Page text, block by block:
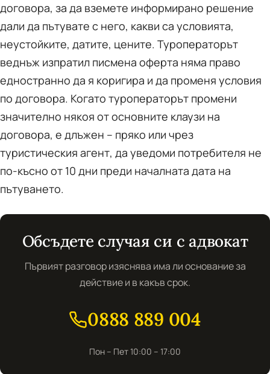
договора, за да вземете информирано решение
дали да пътувате с него, какви са условията,
неустойките, датите, цените. Туроператорът
веднъж изпратил писмена оферта няма право
едностранно да я коригира и да променя условия
по договора. Когато туроператорът промени
значително някоя от основните клаузи на
договора, е длъжен – пряко или чрез
туристическия агент, да уведоми потребителя не
по-късно от 10 дни преди началната дата на
пътуването.
Обсъдете случая си с адвокат
Първият разговор изяснява има ли основание за
действие и в какъв срок.
0888 889 004
Пон – Пет 10:00 – 17:00